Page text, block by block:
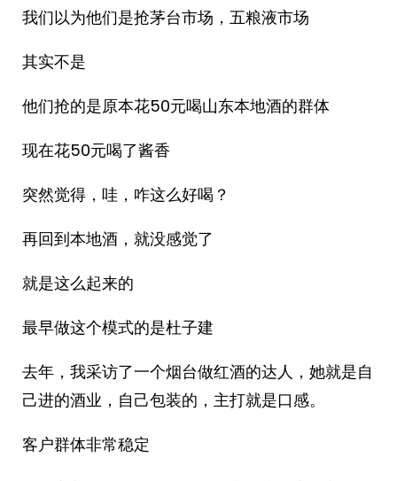
我们以为他们是抢茅台市场，五粮液市场
其实不是
他们抢的是原本花50元喝山东本地酒的群体
现在花50元喝了酱香
突然觉得，哇，咋这么好喝？
再回到本地酒，就没感觉了
就是这么起来的
最早做这个模式的是杜子建
去年，我采访了一个烟台做红酒的达人，她就是自
己进的酒业，自己包装的，主打就是口感。
客户群体非常稳定